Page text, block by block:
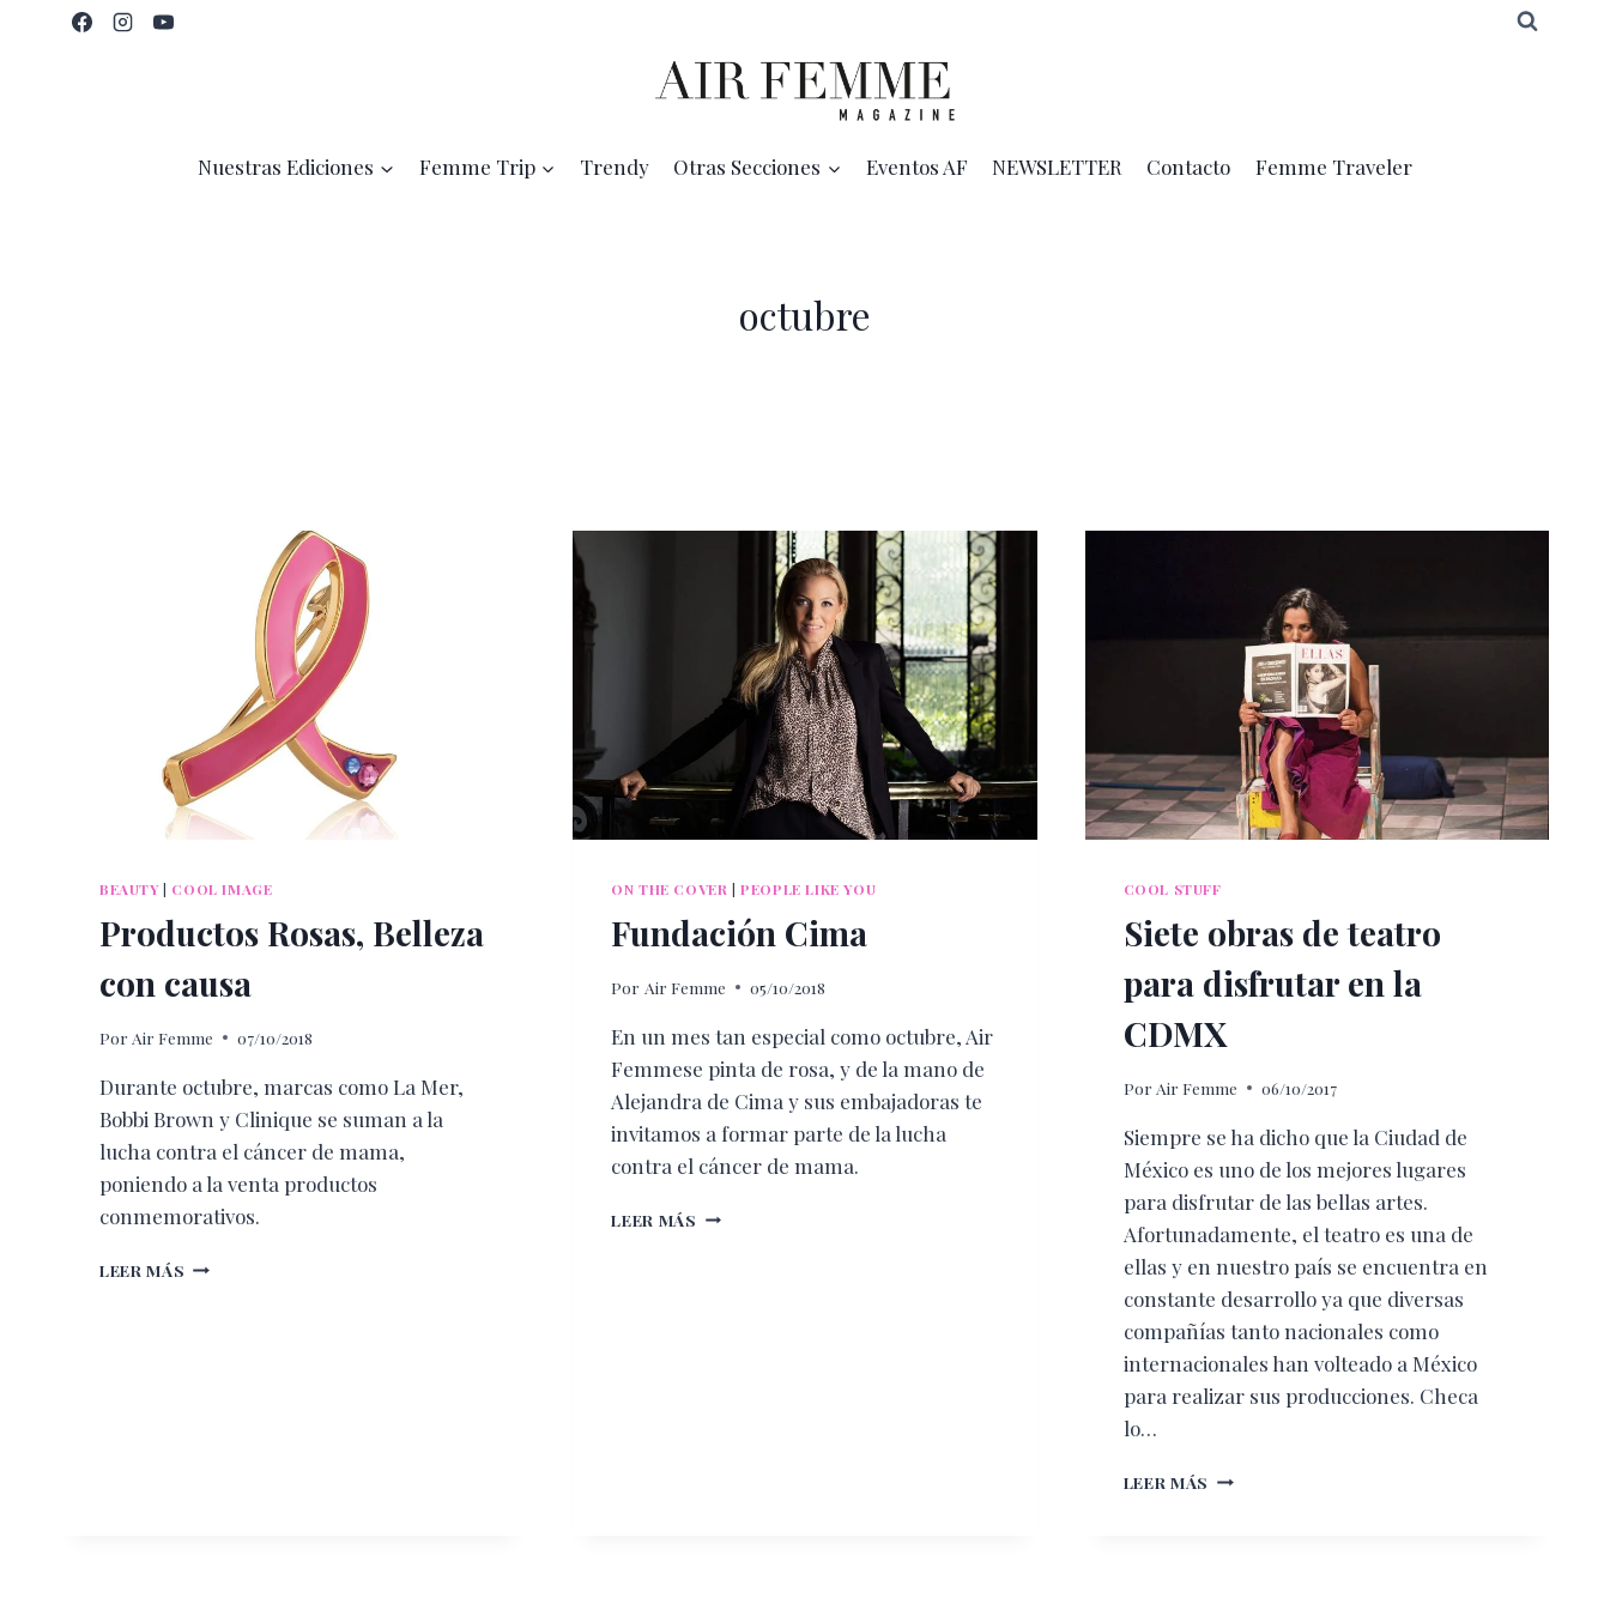
Nuestras Ediciones Femme Trip Trendy Otras Secciones Eventos AF NEWSLETTER Contacto Femme Traveler
octubre
BEAUTY | COOL IMAGE
Productos Rosas, Belleza
con causa
Por Air Femme 07/10/2018
Durante octubre, marcas como La Mer,
Bobbi Brown y Clinique se suman a la
lucha contra el cáncer de mama,
poniendo a la venta productos
conmemorativos.
LEER MÁS PRODUCTOS
ON THE COVER |PEOPLE LIKE YOU
Fundación Cima
Por Air Femme 05/10/2018
En un mes tan especial como octubre, Air
Femmese pinta de rosa, y de la mano de
Alejandra de Cima y sus embajadoras te
invitamos a formar parte de la lucha
contra el cáncer de mama.
LEER MÁS FUNDACIÓN
COOL STUFF
Siete obras de teatro
para disfrutar en la
CDMX
Por Air Femme 06/10/2017
Siempre se ha dicho que la Ciudad de
México es uno de los mejores lugares
para disfrutar de las bellas artes.
Afortunadamente, el teatro es una de
ellas y en nuestro país se encuentra en
constante desarrollo ya que diversas
compañías tanto nacionales como
internacionales han volteado a México
para realizar sus producciones. Checa
lo…
LEER MÁS SIETE